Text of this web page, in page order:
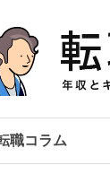
職コラム